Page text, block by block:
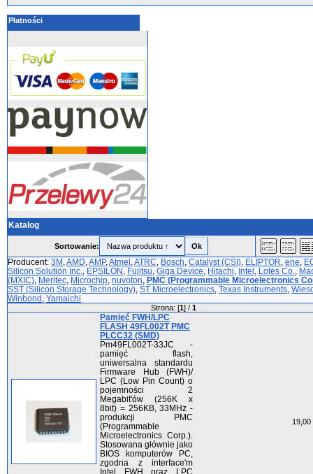
Płatności
Katalog
Sortowanie:
Producent: 3M AMD AMP, Atmel ATRC Bosch Catalyst (CSI) ELIPTOR ene
Silicon Solution Inc.
EPSILON Fujitsu Giga Device Hitachi Intel Lotes Co.
(MXIC) Meritec Microchip nuvoton PMC (Programmable Microelectronics
SST (Silicon Storage Technology) ST Microelectronics Texas Instruments
Winbond Yamaichi
Strona: [1] / 1
Pamięć FWH/LPC
FLASH 49FL002T PMC
PLCC32 (SMD)
Pm49FL002T-33JC -
pamięć flash,
uniwersalna standardu
Firmware Hub (FWH)/
LPC (Low Pin Count) o
pojemności 2
Megabit'ów (256K x
8bit) = 256KB, 33MHz -
produkcji PMC
(Programmable
Microelectronics Corp.).
Stosowana głównie jako
BIOS komputerów PC,
zgodna z interface'm
Intel FWH oraz LPC
19,00